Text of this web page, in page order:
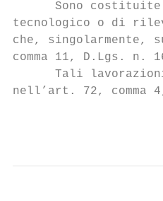
Sono
tecnologico o di
che, singolarmente,
comma 11, D.Lgs. n.
Tali
nell’art. 72, comma